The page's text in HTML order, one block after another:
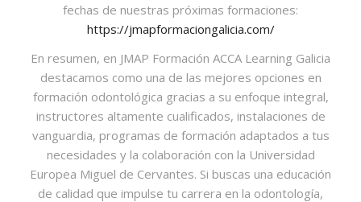
fechas de nuestras próximas formaciones:
https://jmapformaciongalicia.com/
En resumen, en JMAP Formación ACCA Learning Galicia
destacamos como una de las mejores opciones en
formación odontológica gracias a su enfoque integral,
instructores altamente cualificados, instalaciones de
vanguardia, programas de formación adaptados a tus
necesidades y la colaboración con la Universidad
Europea Miguel de Cervantes. Si buscas una educación
de calidad que impulse tu carrera en la odontología,